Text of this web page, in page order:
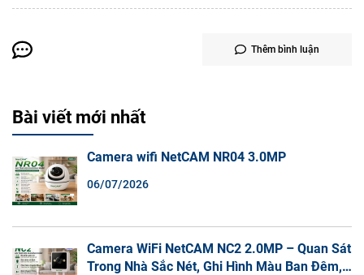
Thêm bình luận
Bài viết mới nhất
Camera wifi NetCAM NR04 3.0MP
06/07/2026
Camera WiFi NetCAM NC2 2.0MP – Quan Sát
Trong Nhà Sắc Nét, Ghi Hình Màu Ban Đêm,